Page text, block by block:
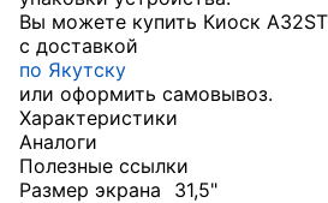
Вы можете купить Киоск
с доставкой
по Якутску
или оформить самовывоз.
Характеристики
Аналоги
Полезные ссылки
Размер экрана
31,5"